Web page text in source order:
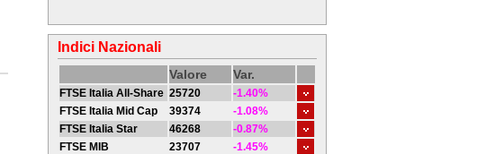
Indici Nazionali
Valore Var.
FTSE Italia All-Share 25720
-1.40%
FTSE Italia Mid Cap
39374
-1.08%
FTSE Italia Star
46268
-0.87%
FTSE MIB
23707 -1.45%